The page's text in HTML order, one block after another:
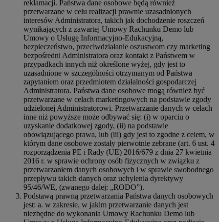
reklamacji. Państwa dane osobowe będą również
przetwarzane w celu realizacji prawnie uzasadnionych
interesów Administratora, takich jak dochodzenie roszczeń
wynikających z zawartej Umowy Rachunku Demo lub
Umowy o Usługę Informacyjno-Edukacyjną,
bezpieczeństwo, przeciwdziałanie oszustwom czy marketing
bezpośredni Administratora oraz kontakt z Państwem w
przypadkach innych niż określone wyżej, gdy jest to
uzasadnione w szczególności otrzymanym od Państwa
zapytaniem oraz przedmiotem działalności gospodarczej
Administratora. Państwa dane osobowe mogą również być
przetwarzane w celach marketingowych na podstawie zgody
udzielonej Administratorowi. Przetwarzanie danych w celach
inne niż powyższe może odbywać się: (i) w oparciu o
uzyskanie dodatkowej zgody, (ii) na podstawie
obowiązującego prawa, lub (iii) gdy jest to zgodne z celem, w
którym dane osobowe zostały pierwotnie zebrane (art. 6 ust. 4
rozporządzenia PE i Rady (UE) 2016/679 z dnia 27 kwietnia
2016 r. w sprawie ochrony osób fizycznych w związku z
przetwarzaniem danych osobowych i w sprawie swobodnego
przepływu takich danych oraz uchylenia dyrektywy
95/46/WE, (zwanego dalej: „RODO”).
Podstawą prawną przetwarzania Państwa danych osobowych
jest: a. w zakresie, w jakim przetwarzanie danych jest
niezbędne do wykonania Umowy Rachunku Demo lub